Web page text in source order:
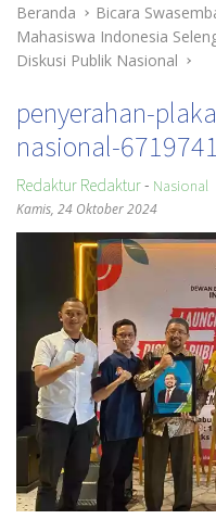
Beranda
Bicara
Mahasiswa Indonesia
Diskusi Publik Nasional
penyerahan-
nasional-
Redaktur Redaktur- Nasional
Kamis, 24 Oktober 2024